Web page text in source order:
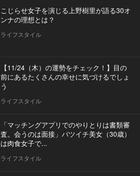
こじらせ女子を演じる上野樹里が語る30オ
ンナの理想とは？
ライフスタイル
【11/24（木）の運勢をチェック！】目の
前にあるたくさんの幸せに気づけるでしょ
う
ライフスタイル
「マッチングアプリでのやりとりは書類審
査。会うのは面接」バツイチ美女（30歳）
は肉食女子で...
ライフスタイル